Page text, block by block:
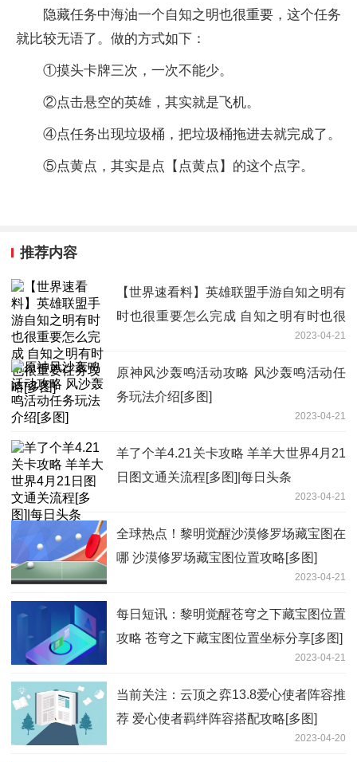
隐藏任务中海油一个自知之明也很重要，这个任务
就比较无语了。做的方式如下：
①摸头卡牌三次，一次不能少。
②点击悬空的英雄，其实就是飞机。
④点任务出现垃圾桶，把垃圾桶拖进去就完成了。
⑤点黄点，其实是点【点黄点】的这个点字。
推荐内容
【世界速看料】英雄联盟手游自知之明有
时也很重要怎么完成 自知之明有时也很
2023-04-21
原神风沙轰鸣活动攻略 风沙轰鸣活动任
务玩法介绍[多图]
2023-04-21
羊了个羊4.21关卡攻略 羊羊大世界4月21
日图文通关流程[多图]|每日头条
2023-04-21
全球热点！黎明觉醒沙漠修罗场藏宝图在
哪 沙漠修罗场藏宝图位置攻略[多图]
2023-04-21
每日短讯：黎明觉醒苍穹之下藏宝图位置
攻略 苍穹之下藏宝图位置坐标分享[多图]
2023-04-21
当前关注：云顶之弈13.8爱心使者阵容推
荐 爱心使者羁绊阵容搭配攻略[多图]
2023-04-20